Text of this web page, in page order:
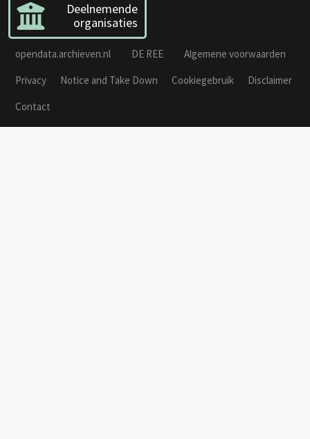
Deelnemende
organisaties
opendata.archieven.nl DE REE
Algemene voorwaarden
Privacy
Notice and Take Down Cookiegebruik
Disclaimer
Contact